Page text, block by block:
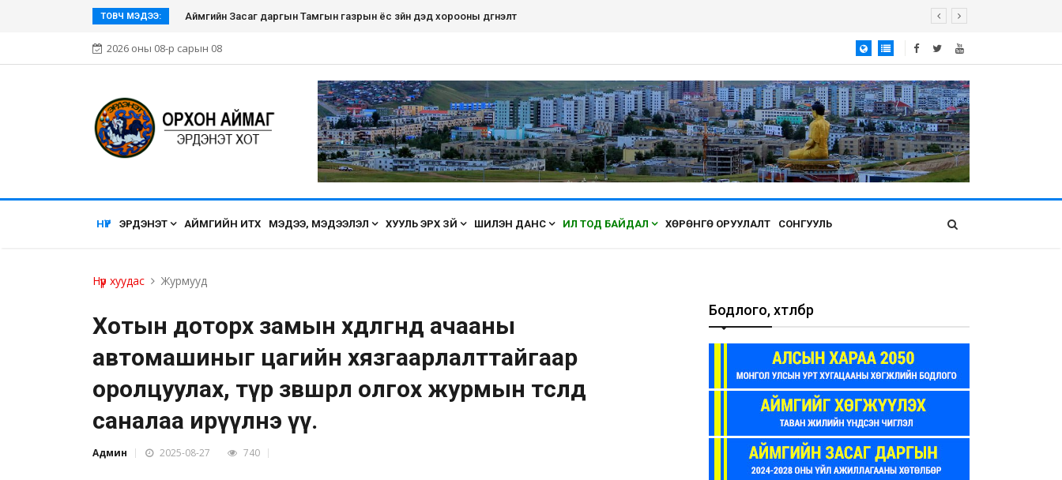
ТОВЧ МЭДЭЭ: Эрдэнэт хүмүүсийн нэгдэл болсон Эрдэнэт хот ирэх бүрт өнгөө засаж, үүдээ нээн угтана аа
2026 оны 08-р сарын 08
НҮҮР ЭРДЭНЭТ АЙМГИЙН ИТХ МЭДЭЭ, МЭДЭЭЛЭЛ ХУУЛЬ ЭРХ ЗҮЙ ШИЛЭН ДАНС ИЛ ТОД БАЙДАЛ ХӨРӨНГӨ ОРУУЛАЛТ СОНГУУЛЬ
Нүүр хуудас Журмууд
Хотын доторх замын хөдөлгөөнд ачааны
автомашиныг цагийн хязгаарлалттайгаар
оролцуулах, түр зөвшөөрөл олгох журмын төсөлд
саналаа ирүүлнэ үү.
Админ 2025-08-27 740
Бодлого, хөтөлбөр